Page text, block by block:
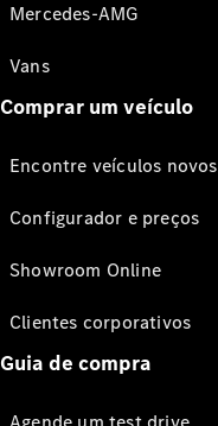
Mercedes-AMG
Vans
Comprar um veículo
Encontre veículos novos
Configurador e preços
Showroom Online
Clientes corporativos
Guia de compra